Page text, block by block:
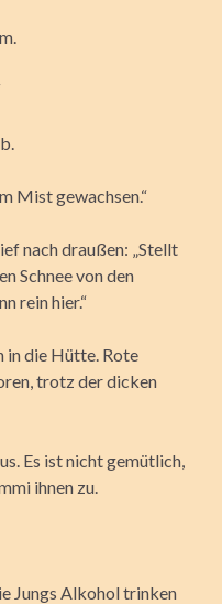
Mist gewachsen.“
nach draußen: „Stellt
Schnee von den
rein hier.“
in die Hütte. Rote
trotz der dicken
Es ist nicht gemütlich,
ihnen zu.
Jungs Alkohol trinken